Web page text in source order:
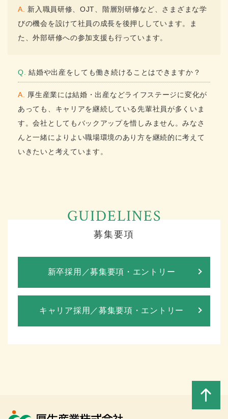
A. 新入職員研修、OJT、階層別研修など、さまざまな学
びの機会を設けて社員の成長を後押ししています。ま
た、外部研修への参加支援も行っています。
Q. 結婚や出産をしても働き続けることはできますか？
A. 厚生産業には結婚・出産などライフステージに変化が
あっても、キャリアを継続している先輩社員が多くいま
す。会社としてもバックアップを惜しみません。みなさ
んと一緒によりよい職場環境のあり方を継続的に考えて
いきたいと考えています。
募集要項
新卒採用／募集要項・エントリー
キャリア採用／募集要項・エントリー